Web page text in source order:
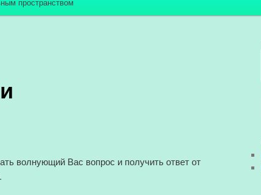
волнующий Вас вопрос и получить ответ от